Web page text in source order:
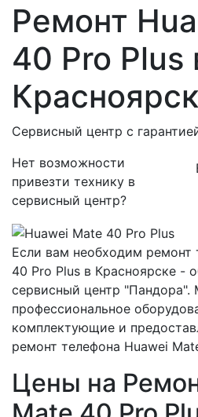
Ремонт
40 Pro Plus
Сервисный центр с
Нет возможности
привезти технику в
сервисный центр?
Если вам необходим ремонт
40 Pro Plus в Красноярске -
сервисный центр "Пандора".
профессиональное
комплектующие и
ремонт телефона Huawei
Цены на